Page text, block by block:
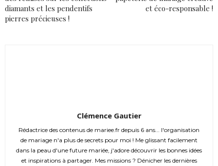
diamants et les pendentifs
pierres précieuses !
et éco-responsable !
Clémence Gautier
Rédactrice des contenus de mariee.fr depuis 6 ans... l'organisation
de mariage n'a plus de secrets pour moi ! Me glissant facilement
dans la peau d'une future mariée, j'adore découvrir les bonnes idées
et inspirations à partager. Mes missions ? Dénicher les dernières